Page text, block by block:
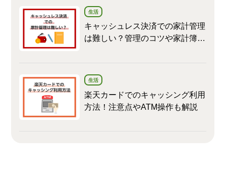
生活
キャッシュレス決済での家計管理
は難しい？管理のコツや家計簿の
生活
楽天カードでのキャッシング利用
方法！注意点やATM操作も解説